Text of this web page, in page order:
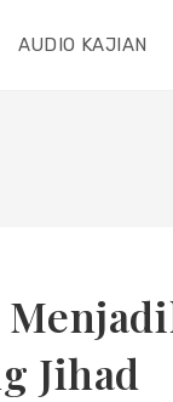
AUDIO KAJIAN
Jihad